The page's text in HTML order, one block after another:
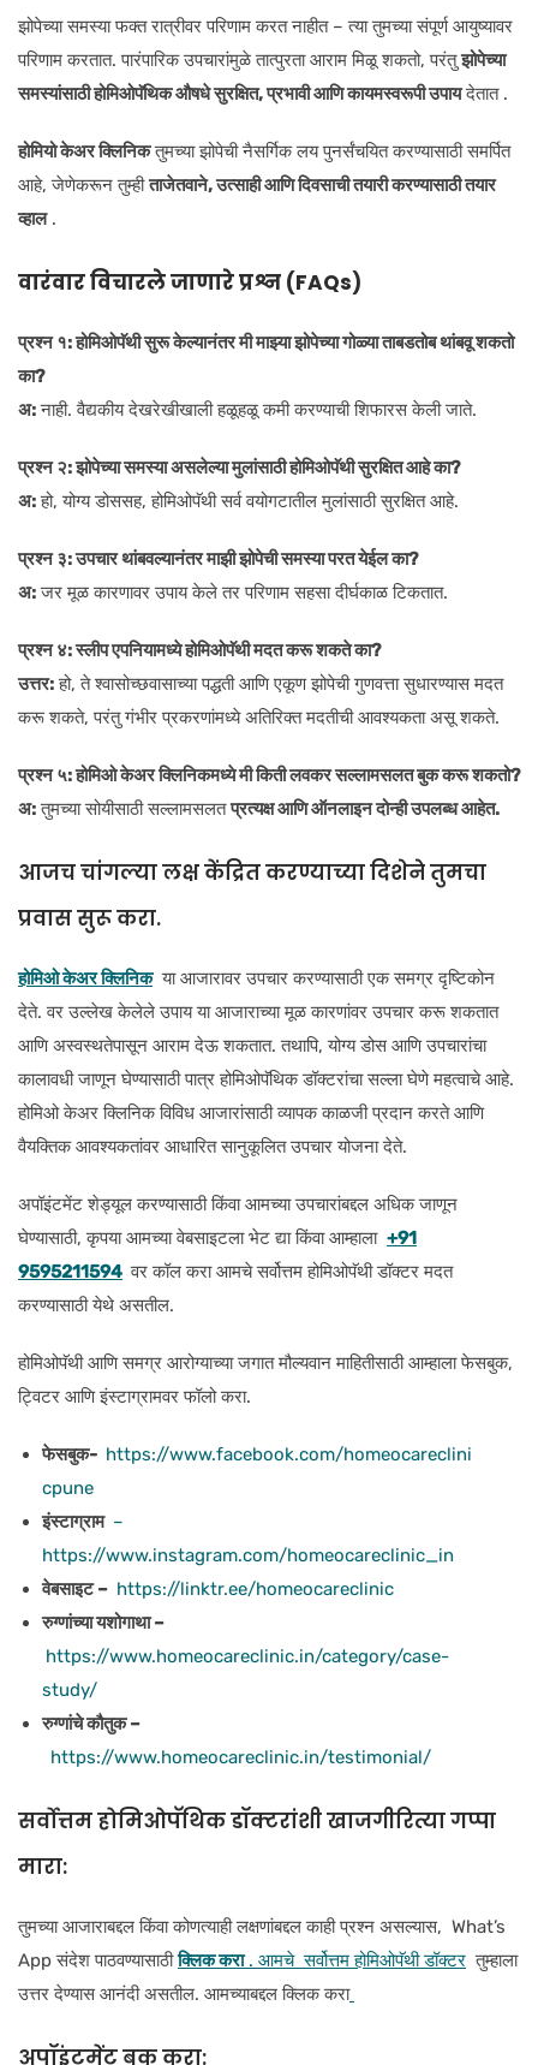
झोपेच्या समस्या फक्त रात्रीवर परिणाम करत नाहीत – त्या तुमच्या संपूर्ण आयुष्यावर
परिणाम करतात. पारंपारिक उपचारांमुळे तात्पुरता आराम मिळू शकतो, परंतुझोपेच्या
समस्यांसाठी होमिओपॅथिक औषधेसुरक्षित, प्रभावी आणि कायमस्वरूपी उपायदेतात .
होमियो केअर क्लिनिकतुमच्या झोपेची नैसर्गिक लय पुनर्संचयित करण्यासाठी समर्पित
आहे, जेणेकरून तुम्हीताजेतवाने, उत्साही आणि दिवसाची तयारी करण्यासाठी तयार
व्हाल.
वारंवार विचारले जाणारे प्रश्न (FAQs)
प्रश्न १: होमिओपॅथी सुरू केल्यानंतर मी माझ्या झोपेच्या गोळ्या ताबडतोब थांबवू शकतो
का?
अ:नाही. वैद्यकीय देखरेखीखाली हळूहळू कमी करण्याची शिफारस केली जाते.
प्रश्न २: झोपेच्या समस्या असलेल्या मुलांसाठी होमिओपॅथी सुरक्षित आहे का?
अ:हो, योग्य डोससह, होमिओपॅथी सर्व वयोगटातील मुलांसाठी सुरक्षित आहे.
प्रश्न ३: उपचार थांबवल्यानंतर माझी झोपेची समस्या परत येईल का?
अ:जर मूळ कारणावर उपाय केले तर परिणाम सहसा दीर्घकाळ टिकतात.
प्रश्न ४: स्लीप एपनियामध्ये होमिओपॅथी मदत करू शकते का?
उत्तर:हो, ते श्वासोच्छवासाच्या पद्धती आणि एकूण झोपेची गुणवत्ता सुधारण्यास मदत
करू शकते, परंतु गंभीर प्रकरणांमध्ये अतिरिक्त मदतीची आवश्यकता असू शकते.
प्रश्न ५: होमिओ केअर क्लिनिकमध्ये मी किती लवकर सल्लामसलत बुक करू शकतो?
अ:तुमच्या सोयीसाठी सल्लामसलतप्रत्यक्ष आणि ऑनलाइन दोन्ही उपलब्ध आहेत.
आजच चांगल्या लक्ष केंद्रित करण्याच्या दिशेने तुमचा
प्रवास सुरू करा.
होमिओ केअर क्लिनिकया आजारावर उपचार करण्यासाठी एक समग्र दृष्टिकोन
देते. वर उल्लेख केलेले उपाय या आजाराच्या मूळ कारणांवर उपचार करू शकतात
आणि अस्वस्थतेपासून आराम देऊ शकतात. तथापि, योग्य डोस आणि उपचारांचा
कालावधी जाणून घेण्यासाठी पात्र होमिओपॅथिक डॉक्टरांचा सल्ला घेणे महत्वाचे आहे.
होमिओ केअर क्लिनिक विविध आजारांसाठी व्यापक काळजी प्रदान करते आणि
वैयक्तिक आवश्यकतांवर आधारित सानुकूलित उपचार योजना देते.
अपॉइंटमेंट शेड्यूल करण्यासाठी किंवा आमच्या उपचारांबद्दल अधिक जाणून
घेण्यासाठी, कृपया आमच्या वेबसाइटला भेट द्या किंवा आम्हाला +91
9595211594 वर कॉल करा आमचे सर्वोत्तम होमिओपॅथी डॉक्टर मदत
करण्यासाठी येथे असतील.
होमिओपॅथी आणि समग्र आरोग्याच्या जगात मौल्यवान माहितीसाठी आम्हाला फेसबुक,
ट्विटर आणि इंस्टाग्रामवर फॉलो करा.
फेसबुक- https://www.facebook.com/homeocareclini
cpune
इंस्टाग्राम –
https://www.instagram.com/homeocareclinic_in
वेबसाइट – https://linktr.ee/homeocareclinic
रुग्णांच्या यशोगाथा –
https://www.homeocareclinic.in/category/case-
study/
रुग्णांचे कौतुक –
https://www.homeocareclinic.in/testimonial/
सर्वोत्तम होमिओपॅथिक डॉक्टरांशी खाजगीरित्या गप्पा
मारा:
तुमच्या आजाराबद्दल किंवा कोणत्याही लक्षणांबद्दल काही प्रश्न असल्यास, What’s
App संदेश पाठवण्यासाठीक्लिक करा. आमचे सर्वोत्तम होमिओपॅथी डॉक्टर तुम्हाला
उत्तर देण्यास आनंदी असतील. आमच्याबद्दल क्लिक करा
अपॉइंटमेंट बुक करा: